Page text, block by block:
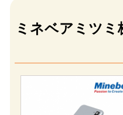
ミネベアミツ